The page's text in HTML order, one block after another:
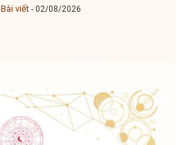
Bài viết 02/08/2026